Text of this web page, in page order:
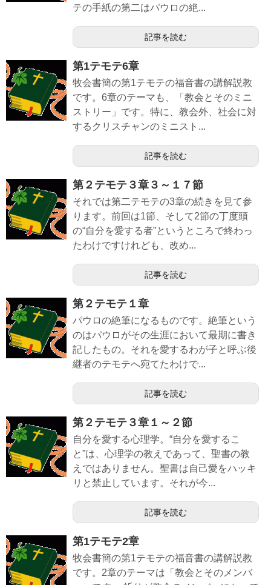
テの手紙の第二はパウロの絶...
記事を読む
第1テモテ6章
牧会書簡の第1テモテの福音書の講解説教
です。6章のテーマも、「教会とそのミニ
ストリー」です。特に、教会外、社会に対
するクリスチャンのミニスト...
記事を読む
第２テモテ３章３～１７節
それでは第二テモテの3章の続きを見て参
ります。前回は1節、そして2節の丁度頭
の“自分を愛する者”というところで終わっ
たわけですけれども、改め...
記事を読む
第２テモテ１章
パウロの絶筆になるものです。絶筆という
のはパウロがその生涯において最期に書き
記したもの。それを愛するわが子と呼ぶ後
継者のテモテへ宛てたわけで...
記事を読む
第２テモテ３章１～２節
自分を愛する心理学。“自分を愛するこ
と”は、心理学の教えであって、聖書の教
えではありません。聖書は自己愛をハッキ
リと禁止しています。それが今...
記事を読む
第1テモテ2章
牧会書簡の第1テモテの福音書の講解説教
です。2章のテーマは「教会とそのメンバ